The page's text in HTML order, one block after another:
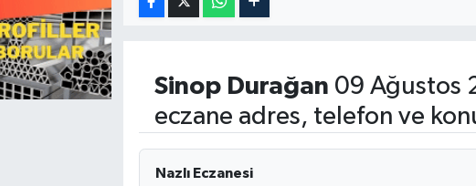
Sinop Durağan 09 Ağustos
eczane adres, telefon ve
Nazlı Eczanesi
Ülke
Etiketler
Dünya
Yaşam